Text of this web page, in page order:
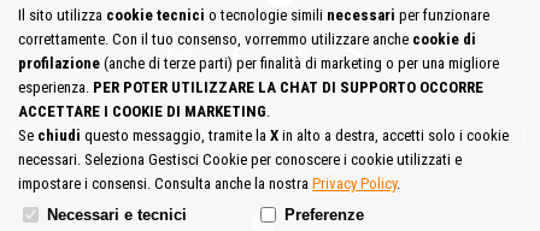
Mappa del Sito Privacy Policy Cookie Policy
Contatta la redazione
Cosa pensi del portale
Il sito utilizza cookie tecnici o tecnologie simili necessari per funzionare
correttamente. Con il tuo consenso, vorremmo utilizzare anche cookie di
profilazione (anche di terze parti) per finalità di marketing o per una migliore
esperienza. PER POTER UTILIZZARE LA CHAT DI SUPPORTO OCCORRE
ACCETTARE I COOKIE DI MARKETING.
Se chiudi questo messaggio, tramite la X in alto a destra, accetti solo i cookie
necessari. Seleziona Gestisci Cookie per conoscere i cookie utilizzati e
impostare i consensi. Consulta anche la nostra Privacy Policy.
Necessari e tecnici
Preferenze